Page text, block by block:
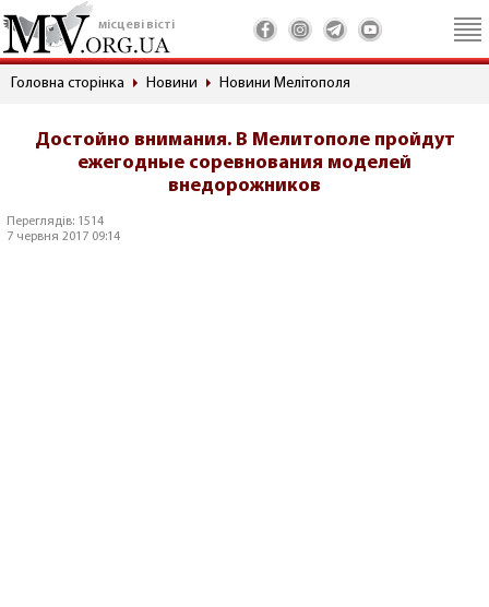
місцеві вісті
Головна сторінка Новини Новини Мелітополя
Достойно внимания. В Мелитополе пройдут
ежегодные соревнования моделей
внедорожников
Переглядів: 1514
7 червня 2017 09:14